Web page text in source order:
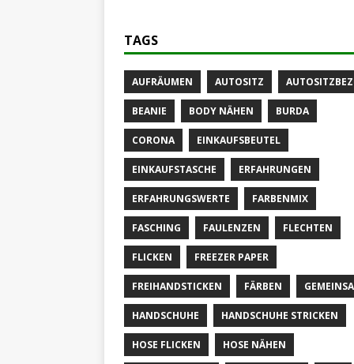
TAGS
AUFRÄUMEN AUTOSITZ
BEANIE BODY NÄHEN BURDA
CORONA EINKAUFSBEUTEL
EINKAUFSTASCHE ERFAHRUNGEN
ERFAHRUNGSWERTE FARBENMIX
FASCHING FAULENZEN FLECHTEN
FLICKEN FREEZER PAPER
FREIHANDSTICKEN FÄRBEN
HANDSCHUHE HANDSCHUHE STRICKEN
HOSE FLICKEN HOSE NÄHEN